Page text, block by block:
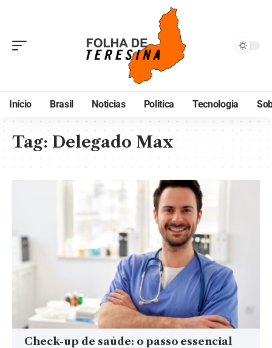
Início Brasil Noticias Politica Tecnologia
Tag:Delegado Max
Check-up de saúde: o passo essencial